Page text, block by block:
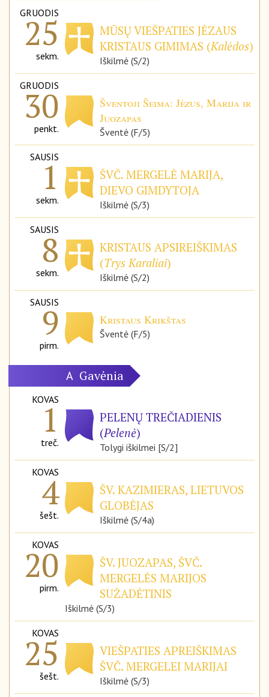
GRUODIS
25
sekm.
MŪSŲ VIEŠPATIES JĖZAUS
KRISTAUS GIMIMAS (Kalėdos)
Iškilmė (S/2)
GRUODIS
30
penkt.
Šventoji Šeima: Jėzus, Marija ir
Juozapas
Šventė (F/5)
SAUSIS
1
sekm.
ŠVČ. MERGELĖ MARIJA,
DIEVO GIMDYTOJA
Iškilmė (S/3)
SAUSIS
8
sekm.
KRISTAUS APSIREIŠKIMAS
(Trys Karaliai)
Iškilmė (S/2)
SAUSIS
9
pirm.
Kristaus Krikštas
Šventė (F/5)
A Gavėnia
KOVAS
1
treč.
PELENŲ TREČIADIENIS
(Pelenė)
Tolygi iškilmei [S/2]
KOVAS
4
šešt.
ŠV. KAZIMIERAS, LIETUVOS
GLOBĖJAS
Iškilmė (S/4a)
KOVAS
20
pirm.
ŠV. JUOZAPAS, ŠVČ.
MERGELĖS MARIJOS
SUŽADĖTINIS
Iškilmė (S/3)
KOVAS
25
šešt.
VIEŠPATIES APREIŠKIMAS
ŠVČ. MERGELEI MARIJAI
Iškilmė (S/3)